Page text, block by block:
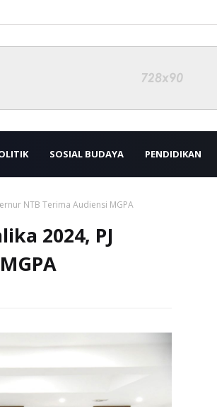
SOSIAL BUDAYA PENDIDIKAN
NTB Terima Audiensi MGPA
2024, PJ